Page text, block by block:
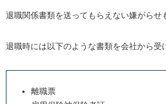
退職関係書類を送ってもらえない嫌がらせ
退職時には以下のような書類を会社から受
離職票